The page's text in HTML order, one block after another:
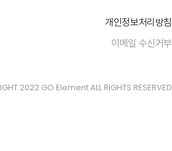
개인정보처리방침
이메일 수신거부
2022 GO Element ALL RIGHTS RESERVED